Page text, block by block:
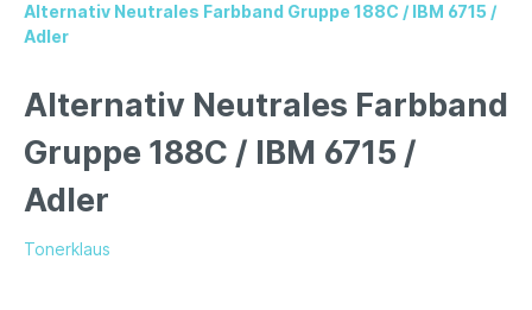
Alternativ Neutrales Farbband Gruppe 188C / IBM 6715 /
Adler
Alternativ Neutrales Farbband
Gruppe 188C / IBM 6715 /
Adler
Tonerklaus